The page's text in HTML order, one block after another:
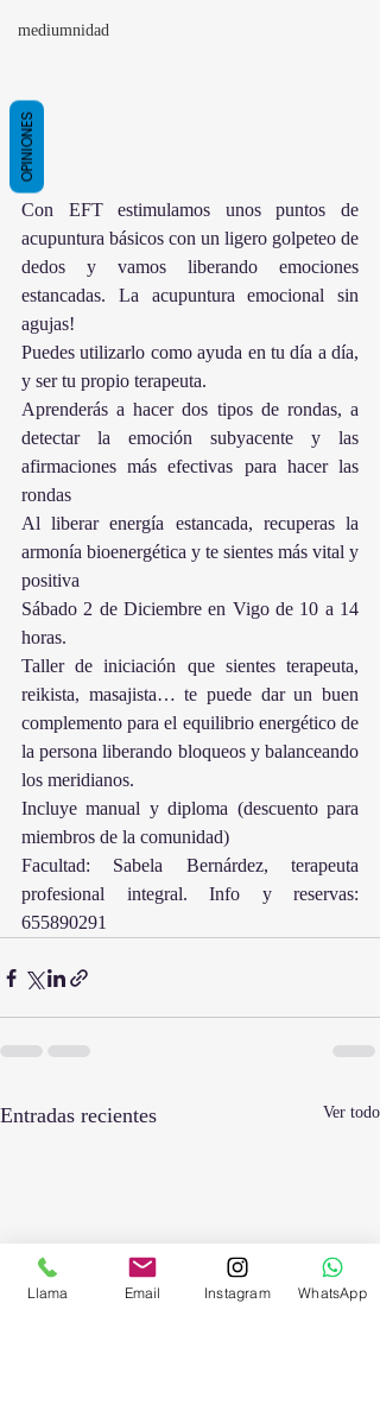
mediumnidad
Con EFT estimulamos unos puntos de
acupuntura básicos con un ligero golpeteo de
dedos y vamos liberando emociones
estancadas. La acupuntura emocional sin
agujas!
Puedes utilizarlo como ayuda en tu día a día,
y ser tu propio terapeuta.
Aprenderás a hacer dos tipos de rondas, a
detectar la emoción subyacente y las
afirmaciones más efectivas para hacer las
rondas
Al liberar energía estancada, recuperas la
armonía bioenergética y te sientes más vital y
positiva
Sábado 2 de Diciembre en Vigo de 10 a 14
horas.
Taller de iniciación que sientes terapeuta,
reikista, masajista… te puede dar un buen
complemento para el equilibrio energético de
la persona liberando bloqueos y balanceando
los meridianos.
Incluye manual y diploma (descuento para
miembros de la comunidad)
Facultad: Sabela Bernárdez, terapeuta
profesional integral. Info y reservas:
655890291
Entradas recientes Ver todo
Llama Email Instagram WhatsApp
OPINIONES